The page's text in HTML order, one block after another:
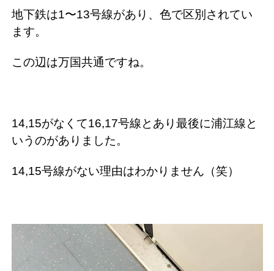
地下鉄は1〜13号線があり、色で区別されてい
ます。
この辺は万国共通ですね。
14,15がなくて16,17号線とあり最後に浦江線と
いうのがありました。
14,15号線がない理由はわかりません（笑）